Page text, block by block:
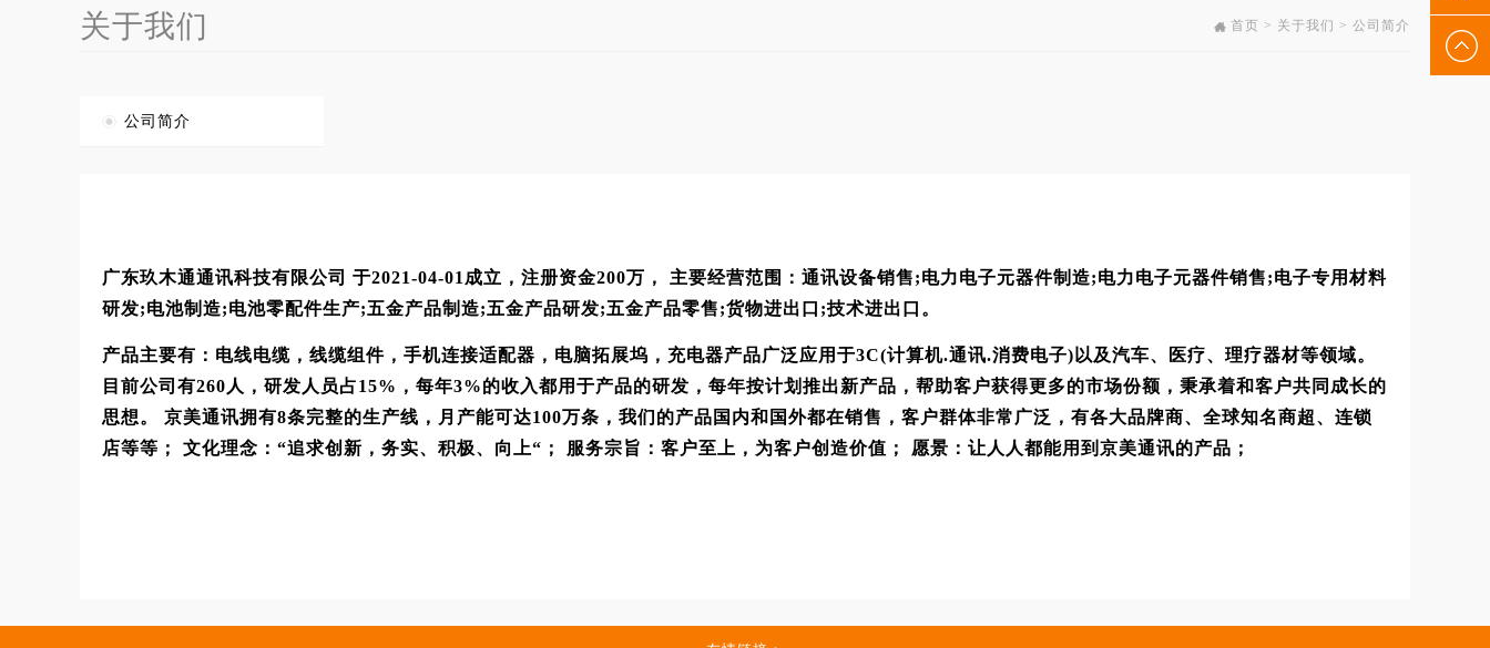
关于我们 首页 > 关于我们 > 公司简介
公司简介
广东玖木通通讯科技有限公司 于2021-04-01成立，注册资金200万， 主要经营范围：通讯设备销售;电力电子元器件制造;电力电子元器件销售;电子专用材料
研发;电池制造;电池零配件生产;五金产品制造;五金产品研发;五金产品零售;货物进出口;技术进出口。
产品主要有：电线电缆，线缆组件，手机连接适配器，电脑拓展坞，充电器产品广泛应用于3C(计算机.通讯.消费电子)以及汽车、医疗、理疗器材等领域。
目前公司有260人，研发人员占15%，每年3%的收入都用于产品的研发，每年按计划推出新产品，帮助客户获得更多的市场份额，秉承着和客户共同成长的
思想。 京美通讯拥有8条完整的生产线，月产能可达100万条，我们的产品国内和国外都在销售，客户群体非常广泛，有各大品牌商、全球知名商超、连锁
店等等； 文化理念：“追求创新，务实、积极、向上“； 服务宗旨：客户至上，为客户创造价值； 愿景：让人人都能用到京美通讯的产品；